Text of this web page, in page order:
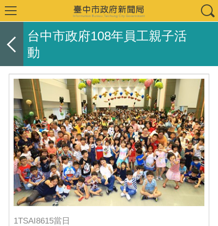
台中市政府108年員工親子活
動
1TSAI8615當日